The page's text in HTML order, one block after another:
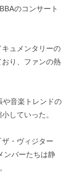
のコンサート
ュメンタリーの
り、ファンの熱
や音楽トレンドの
していった。
・ヴィジター
ンバーたちは静